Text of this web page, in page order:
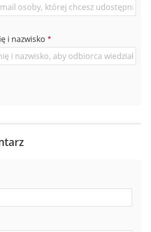
i nazwisko